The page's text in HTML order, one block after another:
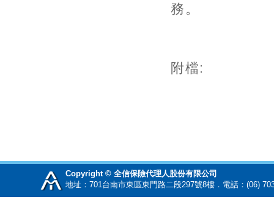
務。
附檔:
Copyright © 全信保險代理人股份有限公司
地址：701台南市東區東門路二段297號8樓．電話：(06)